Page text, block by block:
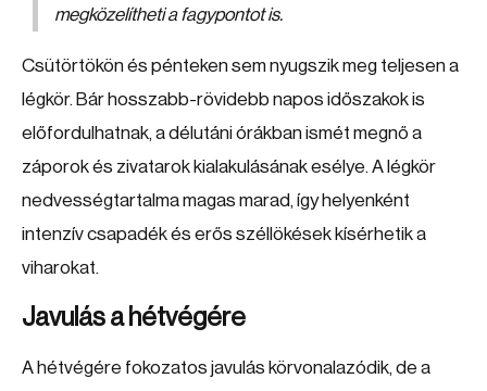
megközelítheti a fagypontot is.
Csütörtökön és pénteken sem nyugszik meg teljesen a
légkör. Bár hosszabb-rövidebb napos időszakok is
előfordulhatnak, a délutáni órákban ismét megnő a
záporok és zivatarok kialakulásának esélye. A légkör
nedvességtartalma magas marad, így helyenként
intenzív csapadék és erős széllökések kísérhetik a
viharokat.
Javulás a hétvégére
A hétvégére fokozatos javulás körvonalazódik, de a